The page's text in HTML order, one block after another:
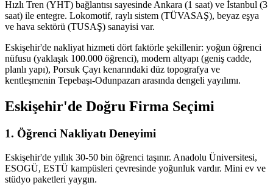
Hızlı Tren (YHT) bağlantısı sayesinde Ankara (1 saat) ve İstanbul (3
saat) ile entegre. Lokomotif, raylı sistem (TÜVASAŞ), beyaz eşya
ve hava sektörü (TUSAŞ) sanayisi var.
Eskişehir'de nakliyat hizmeti dört faktörle şekillenir: yoğun öğrenci
nüfusu (yaklaşık 100.000 öğrenci), modern altyapı (geniş cadde,
planlı yapı), Porsuk Çayı kenarındaki düz topografya ve
kentleşmenin Tepebaşı-Odunpazarı arasında dengeli yayılımı.
Eskişehir'de Doğru Firma Seçimi
1. Öğrenci Nakliyatı Deneyimi
Eskişehir'de yıllık 30-50 bin öğrenci taşınır. Anadolu Üniversitesi,
ESOGÜ, ESTÜ kampüsleri çevresinde yoğunluk vardır. Mini ev ve
stüdyo paketleri yaygın.